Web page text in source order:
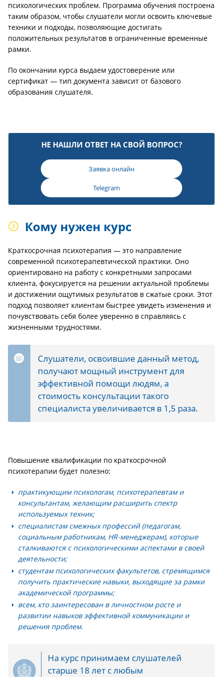
психологических проблем. Программа обучения построена
таким образом, чтобы слушатели могли освоить ключевые
техники и подходы, позволяющие достигать
положительных результатов в ограниченные временные
рамки.
По окончании курса выдаем удостоверение или
сертификат — тип документа зависит от базового
образования слушателя.
НЕ НАШЛИ ОТВЕТ НА СВОЙ ВОПРОС?
Заявка онлайн
Telegram
Кому нужен курс
Краткосрочная психотерапия — это направление
современной психотерапевтической практики. Оно
ориентировано на работу с конкретными запросами
клиента, фокусируется на решении актуальной проблемы
и достижении ощутимых результатов в сжатые сроки. Этот
подход позволяет клиентам быстрее увидеть изменения и
почувствовать себя более уверенно в справляясь с
жизненными трудностями.
Слушатели, освоившие данный метод,
получают мощный инструмент для
эффективной помощи людям, а
стоимость консультации такого
специалиста увеличивается в 1,5 раза.
Повышение квалификации по краткосрочной
психотерапии будет полезно:
практикующим психологам, психотерапевтам и
консультантам, желающим расширить спектр
используемых техник;
специалистам смежных профессий(педагогам,
социальным работникам, HR-менеджерам), которые
сталкиваются с психологическими аспектами в своей
деятельности;
студентам психологических факультетов, стремящимся
получить практические навыки, выходящие за рамки
академической программы;
всем, кто заинтересован в личностном ростеи
развитии навыков эффективной коммуникации и
решения проблем.
На курс принимаем слушателей
старше 18 лет с любым